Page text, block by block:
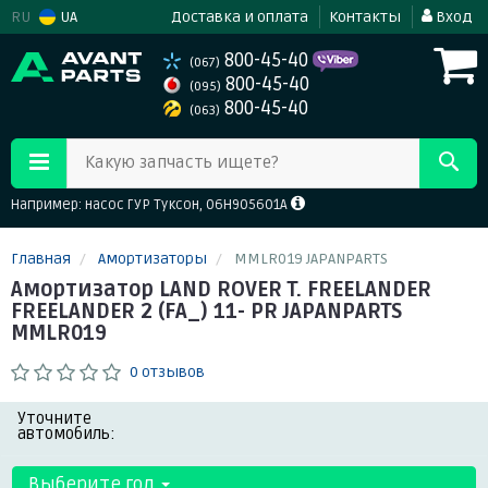
RU UA Доставка и оплата Контакты Вход
(067) 800-45-40
(095) 800-45-40
(063) 800-45-40
Какую запчасть ищете?
Например: насос ГУР Туксон, 06H905601A
Главная Амортизаторы MMLR019 JAPANPARTS
Амортизатор LAND ROVER T. FREELANDER
FREELANDER 2 (FA_) 11- PR JAPANPARTS
MMLR019
0 отзывов
Уточните
автомобиль: